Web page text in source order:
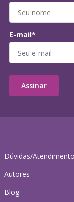
Dúvidas/Atendimento
Autores
Blog
E-mail*
Assinar